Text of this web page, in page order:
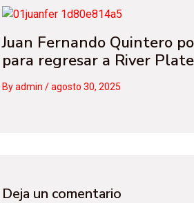
Juan Fernando Quintero
para regresar a River
Byadmin /agosto 30, 2025
Deja un comentario